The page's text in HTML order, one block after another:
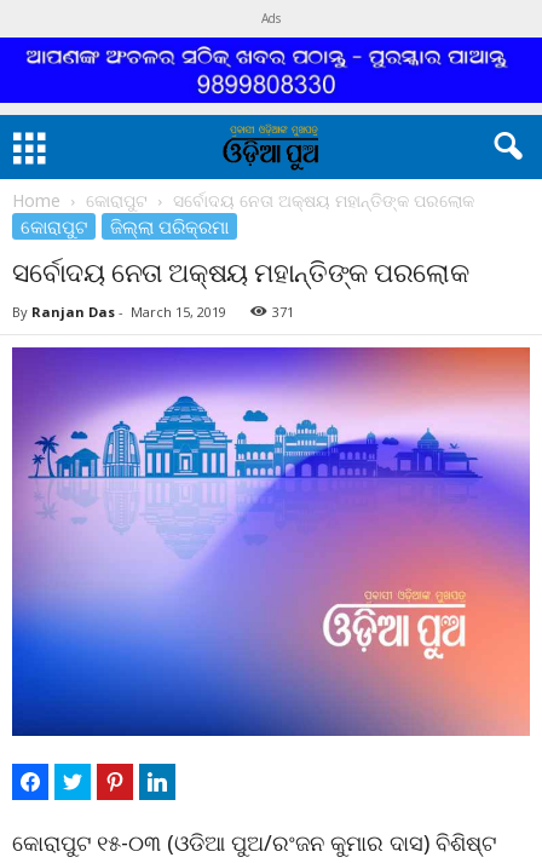
Ads
Home କୋରାପୁଟ ସର୍ବୋଦୟ ନେତା ଅକ୍ଷୟ ମହାନ୍ତିଙ୍କ ପରଲୋକ
କୋରାପୁଟ ଜିଲ୍ଲା ପରିକ୍ରମା
ସର୍ବୋଦୟ ନେତା ଅକ୍ଷୟ ମହାନ୍ତିଙ୍କ ପରଲୋକ
By Ranjan Das - March 15, 2019 371
କୋରାପୁଟ ୧୫-୦୩ (ଓଡିଆ ପୁଅ/ରଂଜନ କୁମାର ଦାସ) ବିଶିଷ୍ଟ